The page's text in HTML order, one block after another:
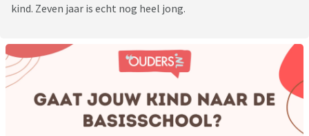
kind. Zeven jaar is echt nog heel jong.